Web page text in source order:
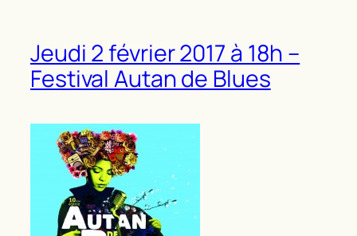
Jeudi 2 février 2017 à 18h –
Festival Autan de Blues